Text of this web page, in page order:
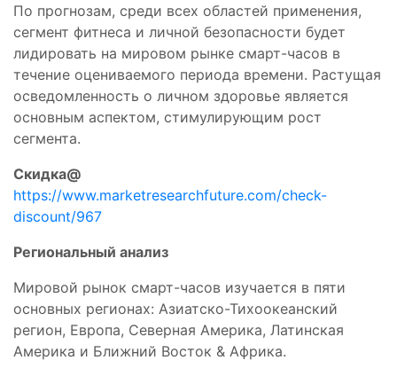
По прогнозам, среди всех областей применения,
сегмент фитнеса и личной безопасности будет
лидировать на мировом рынке смарт-часов в
течение оцениваемого периода времени. Растущая
осведомленность о личном здоровье является
основным аспектом, стимулирующим рост
сегмента.
Скидка@
https://www.marketresearchfuture.com/check-
discount/967
Региональный анализ
Мировой рынок смарт-часов изучается в пяти
основных регионах: Азиатско-Тихоокеанский
регион, Европа, Северная Америка, Латинская
Америка и Ближний Восток & Африка.